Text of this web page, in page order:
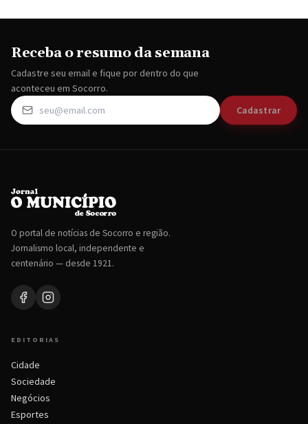
Receba o resumo da semana
Cadastre seu email e fique por dentro do que
aconteceu em Socorro.
Cadastrar
O portal de notícias de Socorro e região.
Jornalismo local, independente e
centenário — desde 1921.
EDITORIAS
Cidade
Sociedade
Negócios
Esportes